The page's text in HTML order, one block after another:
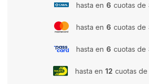
hasta en 6 cuotas de
hasta en 6 cuotas de
hasta en 6 cuotas de
hasta en 12 cuotas de